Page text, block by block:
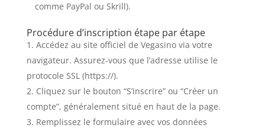
comme PayPal ou Skrill).
Procédure d’inscription étape par étape
Accédez au site officiel de Vegasino via votre
navigateur. Assurez-vous que l’adresse utilise le
protocole SSL (https://).
Cliquez sur le bouton “S’inscrire” ou “Créer un
compte”, généralement situé en haut de la page.
Remplissez le formulaire avec vos données